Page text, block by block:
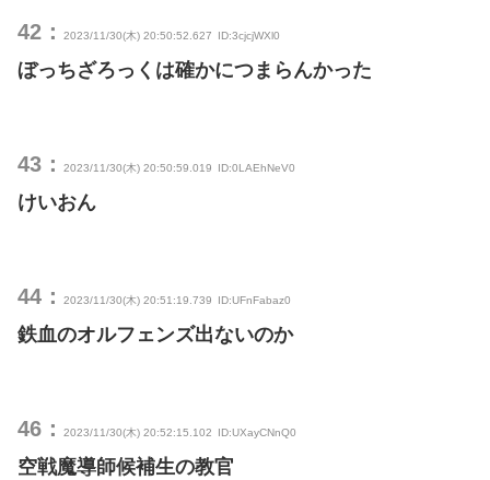
42： 2023/11/30(木) 20:50:52.627 ID:3cjcjWXl0
ぼっちざろっくは確かにつまらんかった
43： 2023/11/30(木) 20:50:59.019 ID:0LAEhNeV0
けいおん
44： 2023/11/30(木) 20:51:19.739 ID:UFnFabaz0
鉄血のオルフェンズ出ないのか
46： 2023/11/30(木) 20:52:15.102 ID:UXayCNnQ0
空戦魔導師候補生の教官